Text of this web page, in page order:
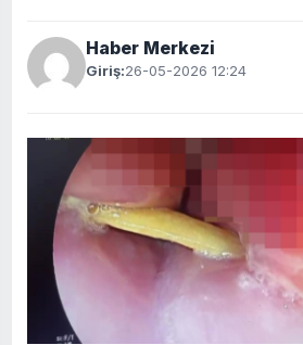
Haber Merkezi
Giriş:26-05-2026 12:24